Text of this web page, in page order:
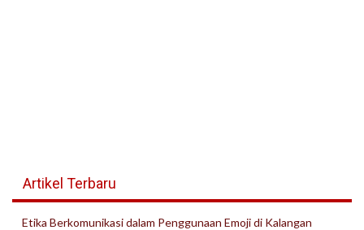
Artikel Terbaru
Etika Berkomunikasi dalam Penggunaan Emoji di Kalangan